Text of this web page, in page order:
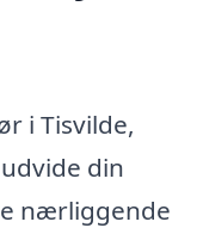
i Tisvilde,
din
nærliggende